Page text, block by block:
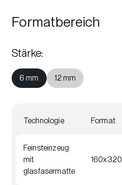
Formatbereich
Stärke:
6 mm 12 mm
Technologie Format
Feinsteinzeug
mit
glasfasermatte
160x320